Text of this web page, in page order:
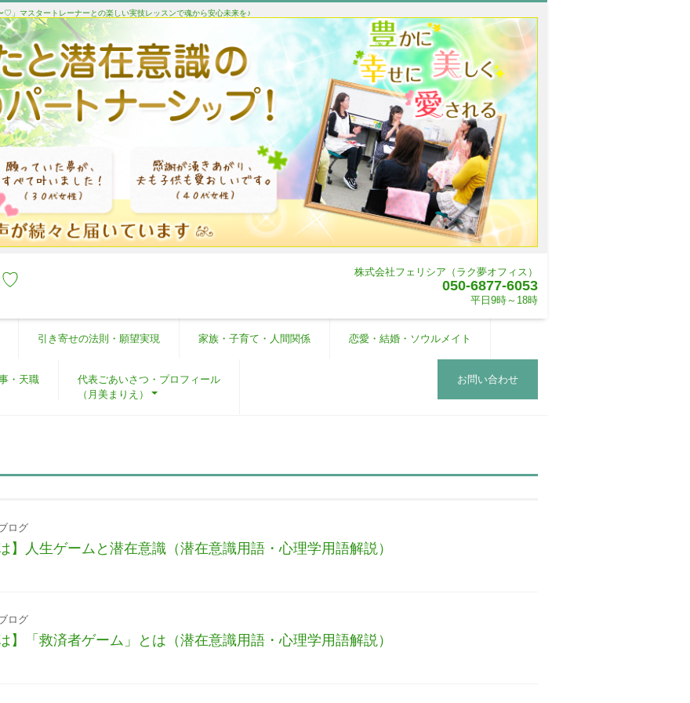
」マスタートレーナーとの楽しい実技レッスンで魂から安心未来を♪
♡ 株式会社フェリシア（ラク夢オフィス）
050-6877-6053
平日9時～18時
引き寄せの法則・願望実現 家族・子育て・人間関係 恋愛・結婚・ソウルメイト
・天職
代表ごあいさつ・プロフィール
（月美まりえ）
お問い合わせ
ログ
】⼈⽣ゲームと潜在意識（潜在意識用語・心理学用語解説）
ログ
】「救済者ゲーム」とは（潜在意識用語・心理学用語解説）